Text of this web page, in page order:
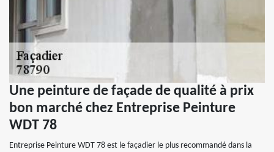
Une peinture de façade de qualité à prix
bon marché chez Entreprise Peinture
WDT 78
Entreprise Peinture WDT 78 est le façadier le plus recommandé dans la